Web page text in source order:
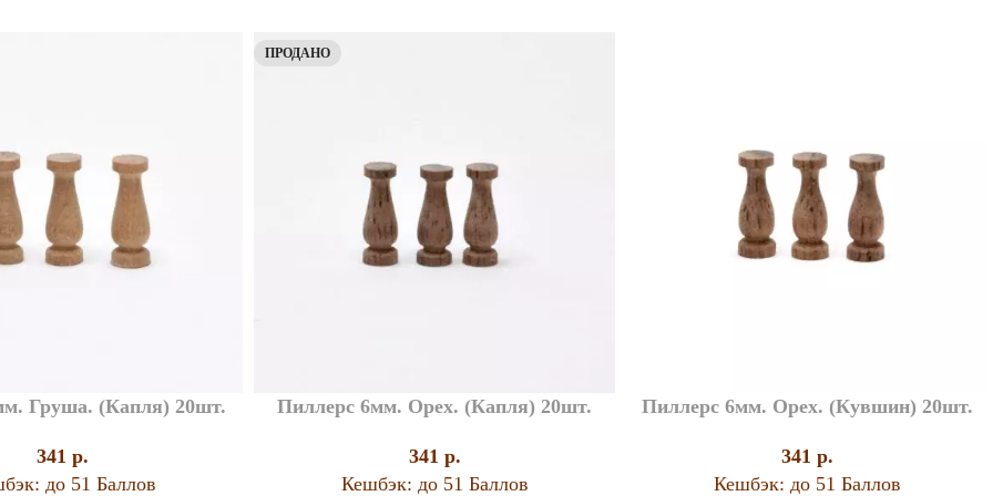
Груша. (Капля) 20шт.
341 p.
до 51 Баллов
ПРОДАНО
Пиллерс 6мм. Орех. (Капля) 20шт.
341 p.
Кешбэк: до 51 Баллов
Пиллерс 6мм. Орех. (Кувшин) 20шт.
341 p.
Кешбэк: до 51 Баллов